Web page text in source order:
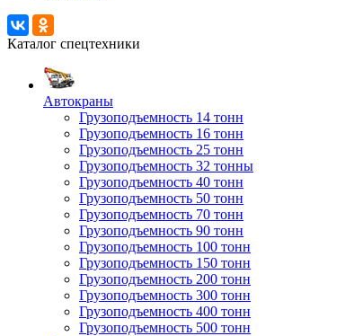
Каталог спецтехники
Автокраны
Грузоподъемность 14 тонн
Грузоподъемность 16 тонн
Грузоподъемность 25 тонн
Грузоподъемность 32 тонны
Грузоподъемность 40 тонн
Грузоподъемность 50 тонн
Грузоподъемность 70 тонн
Грузоподъемность 90 тонн
Грузоподъемность 100 тонн
Грузоподъемность 150 тонн
Грузоподъемность 200 тонн
Грузоподъемность 300 тонн
Грузоподъемность 400 тонн
Грузоподъемность 500 тонн